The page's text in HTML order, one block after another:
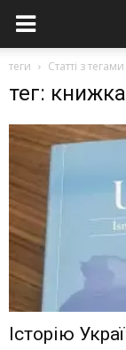
теги Статті з
тег: книжка
Історію